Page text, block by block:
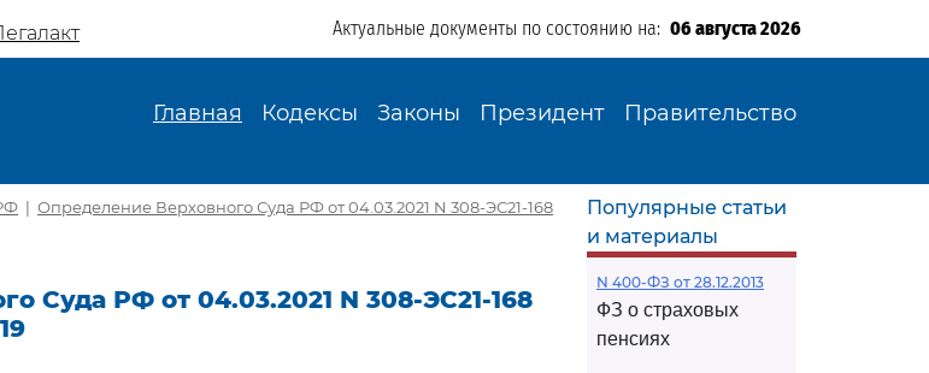
Актуальные документы по состоянию на: 06 августа 2026
Главная Кодексы Законы Президент Правительство
| Определение Верховного Суда РФ от 04.03.2021 N 308-ЭС21-168
Суда РФ от 04.03.2021 N 308-ЭС21-168
Популярные статьи
и материалы
N 400-ФЗ от 28.12.2013
ФЗ о страховых
пенсиях